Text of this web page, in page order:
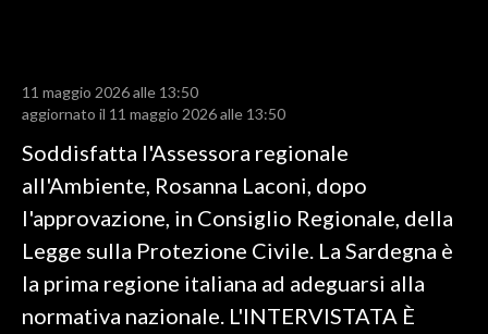
TENNIS
ALTRI SPORT
CULTURA
SPETTACOLI
GOSSIP
11 maggio 2026 alle 13:50
aggiornato il 11 maggio 2026 alle 13:50
Soddisfatta l'Assessora regionale
all'Ambiente, Rosanna Laconi, dopo
l'approvazione, in Consiglio Regionale, della
Legge sulla Protezione Civile. La Sardegna è
la prima regione italiana ad adeguarsi alla
normativa nazionale. L'INTERVISTATA È